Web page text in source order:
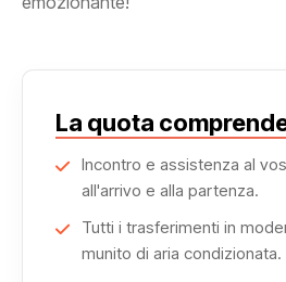
La quota
Incontro e assistenza al
all'arrivo e alla partenza.
Tutti i trasferimenti in
munito di aria condizionata.